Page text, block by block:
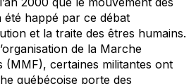
été happé par ce débat
et la traite des êtres humains.
de la Marche
(MMF), certaines militantes ont
québécoise porte des